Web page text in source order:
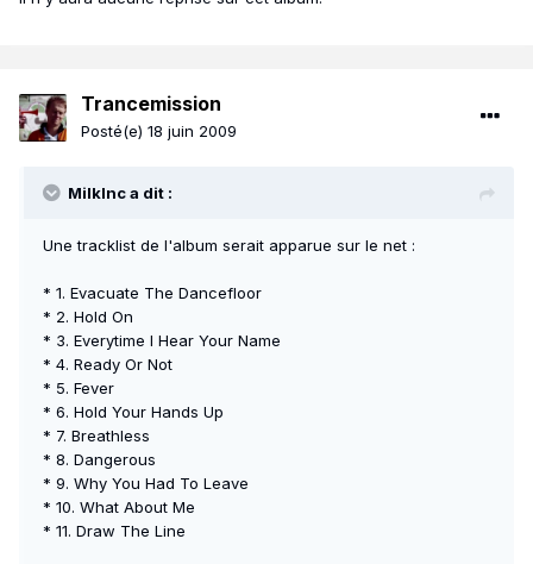
Trancemission
Posté(e) 18 juin 2009
MilkInc a dit :
Une tracklist de l'album serait apparue sur le net :
* 1. Evacuate The Dancefloor
* 2. Hold On
* 3. Everytime I Hear Your Name
* 4. Ready Or Not
* 5. Fever
* 6. Hold Your Hands Up
* 7. Breathless
* 8. Dangerous
* 9. Why You Had To Leave
* 10. What About Me
* 11. Draw The Line